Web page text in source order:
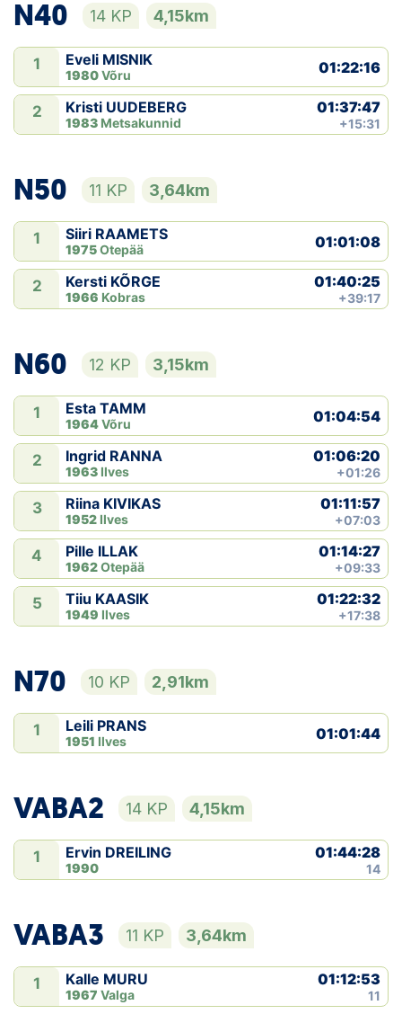
N40 14 KP 4,15km
1 Eveli MISNIK
1980Võru 01:22:16
2 Kristi UUDEBERG
1983 Metsakunnid
01:37:47
+15:31
N50 11 KP 3,64km
1 Siiri RAAMETS
1975Otepää 01:01:08
2 Kersti KÕRGE
1966 Kobras
01:40:25
+39:17
N60 12 KP 3,15km
1 Esta TAMM
1964Võru 01:04:54
2 Ingrid RANNA
1963 Ilves
01:06:20
+01:26
3 Riina KIVIKAS
1952 Ilves
01:11:57
+07:03
4 Pille ILLAK
1962Otepää
01:14:27
+09:33
5 Tiiu KAASIK
1949 Ilves
01:22:32
+17:38
N70 10 KP 2,91km
1 Leili PRANS
1951 Ilves 01:01:44
VABA2 14 KP 4,15km
1 Ervin DREILING
1990
01:44:28
14
VABA3 11 KP 3,64km
1 Kalle MURU
1967 Valga
01:12:53
11